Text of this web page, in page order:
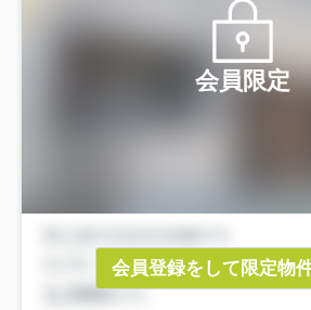
会員限定
会員登録をして限定物